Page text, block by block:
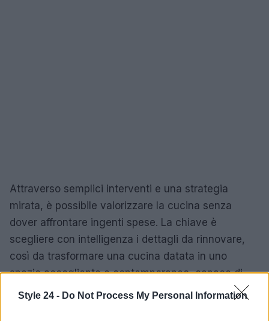
Style 24 - Do Not Process My Personal Information
Attraverso semplici interventi e una strategia
mirata, è possibile valorizzare la cucina senza
dover affrontare ingenti spese. La chiave è
scegliere con intelligenza i dettagli da rinnovare,
così da trasformare una cucina datata in uno
spazio accogliente e contemporaneo, capace di
attrarre l’attenzione di chi cerca una nuova casa.